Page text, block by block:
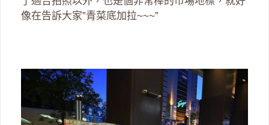
像在告訴大家”青菜底加拉~~~”